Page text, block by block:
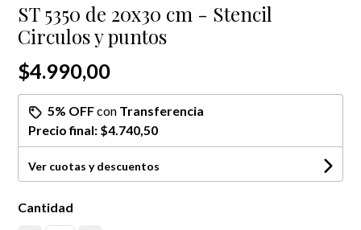
ST 5350 de 20x30 cm - Stencil
Circulos y puntos
$4.990,00
5% OFFcon Transferencia
Precio final: $4.740,50
Ver cuotas y descuentos
Cantidad